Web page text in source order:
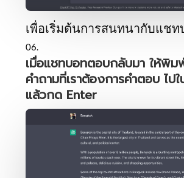
เพื่อเริ่มต้นการสนทนากับแชท
เมื่อแชทบอทตอบกลับมา ให้พิม
คำถามที่เราต้องการคำตอบ ไป
แล้วกด Enter